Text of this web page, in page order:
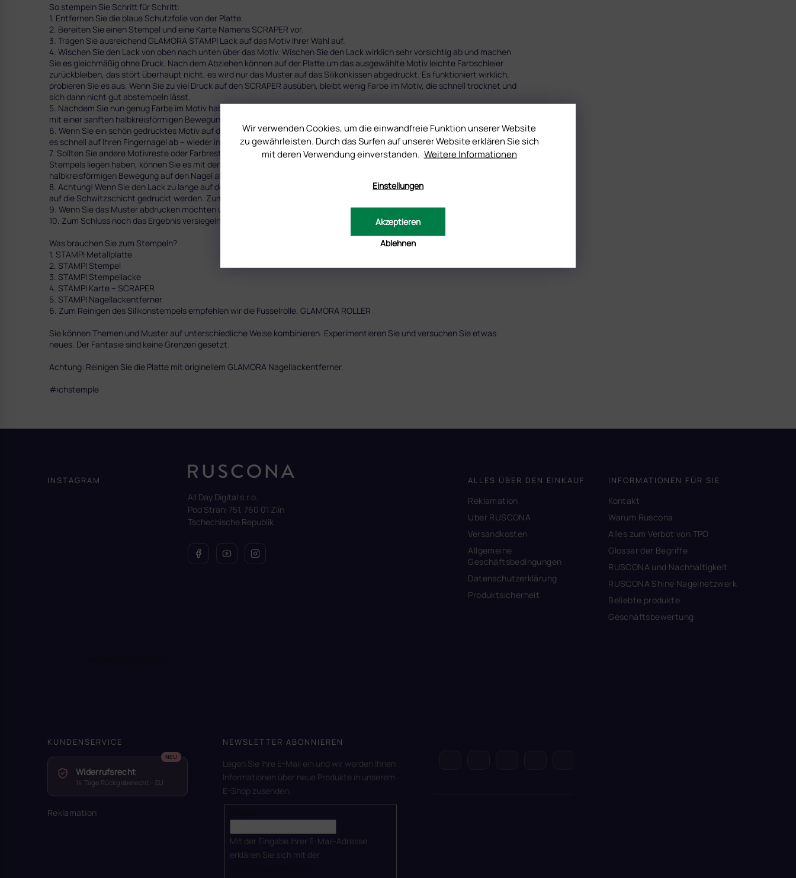
Wir verwenden Cookies, um die einwandfreie Funktion unserer Website
zu gewährleisten. Durch das Surfen auf unserer Website erklären Sie sich
mit deren Verwendung einverstanden. Weitere Informationen
Einstellungen
Ablehnen
Akzeptieren
So stempeln Sie Schritt für Schritt:
1. Entfernen Sie die blaue Schutzfolie von der Platte.
2. Bereiten Sie einen Stempel und eine Karte Namens SCRAPER vor.
3. Tragen Sie ausreichend GLAMORA STAMPI Lack auf das Motiv Ihrer Wahl auf.
4. Wischen Sie den Lack von oben nach unten über das Motiv. Wischen Sie den Lack wirklich sehr vorsichtig ab und machen
Sie es gleichmäßig ohne Druck. Nach dem Abziehen können auf der Platte um das ausgewählte Motiv leichte Farbschleier
zurückbleiben, das stört überhaupt nicht, es wird nur das Muster auf das Silikonkissen abgedruckt. Es funktioniert wirklich,
probieren Sie es aus. Wenn Sie zu viel Druck auf den SCRAPER ausüben, bleibt wenig Farbe im Motiv, die schnell trocknet und
sich dann nicht gut abstempeln lässt.
5. Nachdem Sie nun genug Farbe im Motiv haben, drucken Sie das Motiv so schnell wie möglich auf das Silikonkissen ab, aber
mit einer sanften halbkreisförmigen Bewegung mit dem Stempel. Drücken Sie dabei nicht auf den Stempel.
6. Wenn Sie ein schön gedrucktes Motiv auf dem Silikonkissen haben und nichts störendes um das Motiv herum, drucken Sie
es schnell auf Ihren Fingernagel ab – wieder in einer halbkreisförmigen Bewegung von einer Seite zur anderen.
7. Sollten Sie andere Motivreste oder Farbreste, die Sie nicht auf Ihrem Nagel haben möchten, auf dem Silikonkissen des
Stempels liegen haben, können Sie es mit dem GLAMORA Roller zuerst entfernen und dann das saubere Motiv in einer
halbkreisförmigen Bewegung auf den Nagel abstempeln.
8. Achtung! Wenn Sie den Lack zu lange auf dem Silikonkissen stehen lassen, trocknet er aus und das Motiv kann nur noch
auf die Schwitzschicht gedruckt werden. Zum Beispiel Schwitzschicht von der Farbe oder von Aufbaugel.
9. Wenn Sie das Muster abdrucken möchten und keine Schwitzschicht da ist, müssen Sie schnell arbeiten.
10. Zum Schluss noch das Ergebnis versiegeln und fertig.
Was brauchen Sie zum Stempeln?
1. STAMPI Metallplatte
2. STAMPI Stempel
3. STAMPI Stempellacke
4. STAMPI Karte – SCRAPER
5. STAMPI Nagellackentferner
6. Zum Reinigen des Silikonstempels empfehlen wir die Fusselrolle. GLAMORA ROLLER
Sie können Themen und Muster auf unterschiedliche Weise kombinieren. Experimentieren Sie und versuchen Sie etwas
neues. Der Fantasie sind keine Grenzen gesetzt.
Achtung: Reinigen Sie die Platte mit originellem GLAMORA Nagellackentferner.
#ichstemple
e
INSTAGRAM
All Day Digital s.r.o.
Pod Strani 751, 760 01 Zlín
Tschechische Republik
ALLES ÜBER DEN EINKAUF
Reklamation
Uber RUSCONA
Versandkosten
Allgemeine
Geschäftsbedingungen
Datenschutzerklärung
Produktsicherheit
INFORMATIONEN FÜR SIE
Kontakt
Warum Ruscona
Alles zum Verbot von TPO
Glossar der Begriffe
RUSCONA und Nachhaltigkeit
RUSCONA Shine Nagelnetzwerk
Beliebte produkte
Geschäftsbewertung
KUNDENSERVICE
Widerrufsrecht
14 Tage Rückgaberecht – EU
Reklamation
NEWSLETTER ABONNIEREN
Legen Sie Ihre E-Mail ein und wir werden Ihnen
Informationen über neue Produkte in unserem
E-Shop zusenden.
Mit der Eingabe Ihrer E-Mail-Adresse
erklären Sie sich mit der